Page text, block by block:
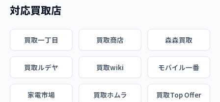
対応買取店
買取一丁目 買取商店 森森買取
買取ルデヤ 買取wiki モバイル一番
家電市場 買取ホムラ 買取Top Offer